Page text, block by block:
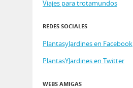
Viajes para trotamundos
REDES SOCIALES
PlantasyJardines en Facebook
PlantasYJardines en Twitter
WEBS AMIGAS